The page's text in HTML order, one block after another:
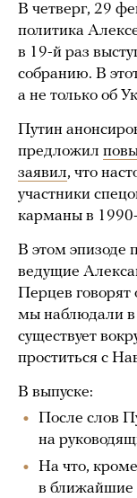
В четверг, 29
политика
в 19-й раз
собранию. В
а не только об
Путин
предложил
заявил, что
участники
карманы в
В этом эпизоде
ведущие
Перцев говорят
мы наблюдали в
существует
проститься с
В выпуске:
После слов
на
На что,
в ближайшие